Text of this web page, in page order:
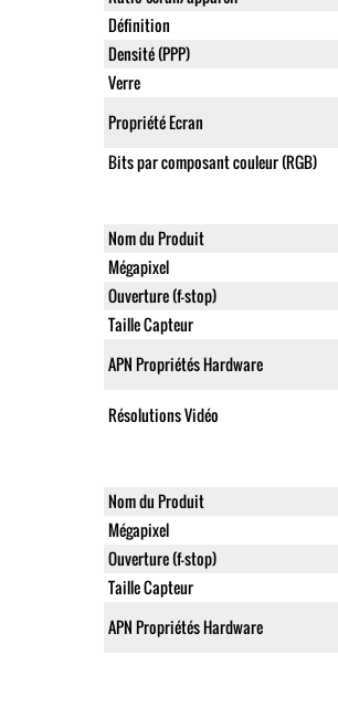
Définition
Densité (PPP)
Verre
Propriété Ecran
Bits par composant couleur (RGB)
Nom du Produit
Mégapixel
Ouverture (f-stop)
Taille Capteur
APN Propriétés Hardware
Résolutions Vidéo
Nom du Produit
Mégapixel
Ouverture (f-stop)
Taille Capteur
APN Propriétés Hardware